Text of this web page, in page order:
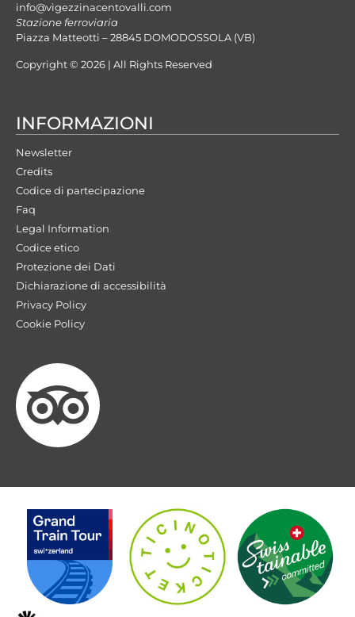
info@vigezzinacentovalli.com
Stazione ferroviaria
Piazza Matteotti – 28845 DOMODOSSOLA (VB)
Copyright © 2026 | All Rights Reserved
INFORMAZIONI
Newsletter
Credits
Codice di partecipazione
Faq
Legal Information
Codice etico
Protezione dei Dati
Dichiarazione di accessibilità
Privacy Policy
Cookie Policy